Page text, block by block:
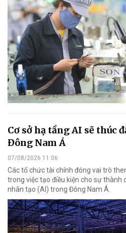
Cơ sở hạ tầng AI sẽ thúc
Đông Nam Á
07/08/2026 11:06
Các tổ chức tài chính đóng vai trò
trong việc tạo điều kiện cho sự thành
nhân tạo (AI) trong Đông Nam Á.